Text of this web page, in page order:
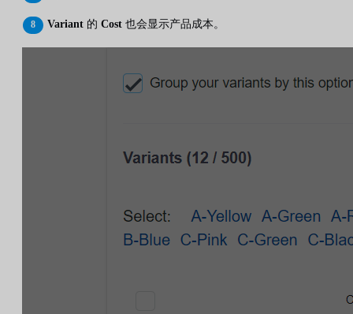
Variant 的 Cost 也会显示产品成本。